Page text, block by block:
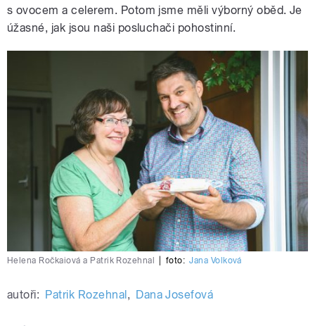
s ovocem a celerem. Potom jsme měli výborný oběd. Je
úžasné, jak jsou naši posluchači pohostinní.
Helena Ročkaiová a Patrik Rozehnal foto: Jana Volková
autoři: Patrik Rozehnal , Dana Josefová